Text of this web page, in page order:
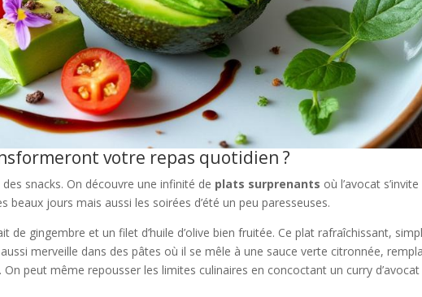
votre repas quotidien ?
snacks. On découvre une infinité de plats surprenants où l’avocat
jours mais aussi les soirées d’été un peu paresseuses.
gingembre et un filet d’huile d’olive bien fruitée. Ce plat rafraîchissant,
merveille dans des pâtes où il se mêle à une sauce verte citronnée,
peut même repousser les limites culinaires en concoctant un curry d’avocat